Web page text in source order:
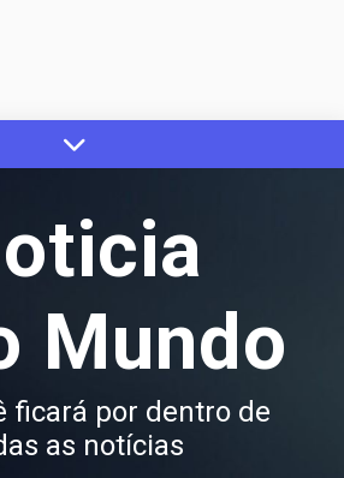
Mundo
ficará por dentro de
as notícias